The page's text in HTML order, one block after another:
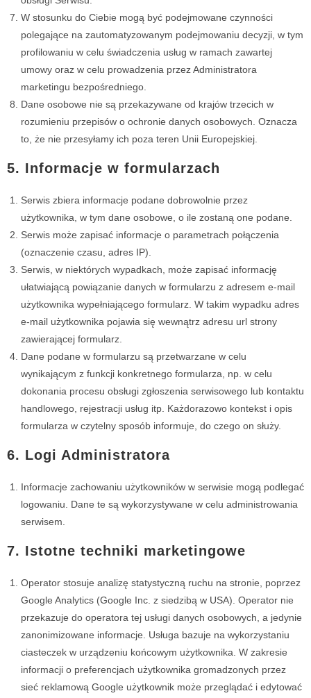
W stosunku do Ciebie mogą być podejmowane czynności
polegające na zautomatyzowanym podejmowaniu decyzji, w tym
profilowaniu w celu świadczenia usług w ramach zawartej
umowy oraz w celu prowadzenia przez Administratora
marketingu bezpośredniego.
Dane osobowe nie są przekazywane od krajów trzecich w
rozumieniu przepisów o ochronie danych osobowych. Oznacza
to, że nie przesyłamy ich poza teren Unii Europejskiej.
5. Informacje w formularzach
Serwis zbiera informacje podane dobrowolnie przez
użytkownika, w tym dane osobowe, o ile zostaną one podane.
Serwis może zapisać informacje o parametrach połączenia
(oznaczenie czasu, adres IP).
Serwis, w niektórych wypadkach, może zapisać informację
ułatwiającą powiązanie danych w formularzu z adresem e-mail
użytkownika wypełniającego formularz. W takim wypadku adres
e-mail użytkownika pojawia się wewnątrz adresu url strony
zawierającej formularz.
Dane podane w formularzu są przetwarzane w celu
wynikającym z funkcji konkretnego formularza, np. w celu
dokonania procesu obsługi zgłoszenia serwisowego lub kontaktu
handlowego, rejestracji usług itp. Każdorazowo kontekst i opis
formularza w czytelny sposób informuje, do czego on służy.
6. Logi Administratora
Informacje zachowaniu użytkowników w serwisie mogą podlegać
logowaniu. Dane te są wykorzystywane w celu administrowania
serwisem.
7. Istotne techniki marketingowe
Operator stosuje analizę statystyczną ruchu na stronie, poprzez
Google Analytics (Google Inc. z siedzibą w USA). Operator nie
przekazuje do operatora tej usługi danych osobowych, a jedynie
zanonimizowane informacje. Usługa bazuje na wykorzystaniu
ciasteczek w urządzeniu końcowym użytkownika. W zakresie
informacji o preferencjach użytkownika gromadzonych przez
sieć reklamową Google użytkownik może przeglądać i edytować